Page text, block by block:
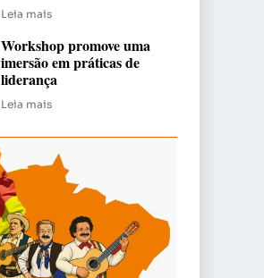
Leia mais
Workshop promove uma
imersão em práticas de
liderança
Leia mais